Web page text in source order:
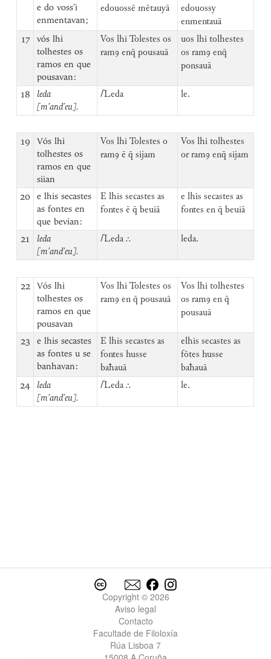
e do voss’i
enmentavan;
edouossē mētauyā
edouossy
enmentauā
17
vós lhi
tolhestes os
ramos en que
pousavan:
Vos lhi Tolestes os
ramꝯ enq̄ pousauā
uos lhi tolhestes
os ramꝯ enq̄
ponsauā
18
leda
[m’and’eu].
⌈Leda le.
19
Vós lhi
tolhestes os
ramos en que
siian
Vos lhi Tolestes o
ramꝯ ē q̄ sijam
Vos lhi tolhestes
or ramꝯ enq̄ sijam
20
e lhis secastes
as fontes en
que bevian:
E lhis secastes as
fontes ē q̄ beuiā
e lhis secastes as
fontes en q̄ beuiā
21
leda
[m’and’eu].
⌈Leda ⸫ leda.
22
Vós lhi
tolhestes os
ramos en que
pousavan
Vos lhi Tolestes os
ramꝯ en q̄ pousauā
Vos lhi tolhestes
os ramꝯ en q̄
pousauā
23
e lhis secastes
as fontes u se
banhavan:
E lhis secastes as
fontes husse
baħauā
elhis secastes as
fōtes husse
baħauā
24
leda
[m’and’eu].
⌈Leda ⸫ le.
Copyright © 2026
Aviso legal
Contacto
Facultade de Filoloxía
Rúa Lisboa 7